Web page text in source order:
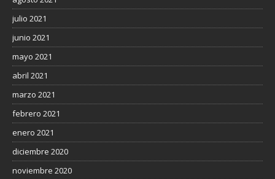
julio 2021
junio 2021
mayo 2021
abril 2021
marzo 2021
febrero 2021
enero 2021
diciembre 2020
noviembre 2020